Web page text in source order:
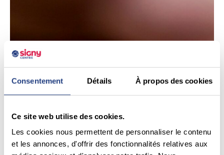
Consentement Détails À propos des cookies
Ce site web utilise des cookies.
Les cookies nous permettent de personnaliser le contenu
et les annonces, d'offrir des fonctionnalités relatives aux